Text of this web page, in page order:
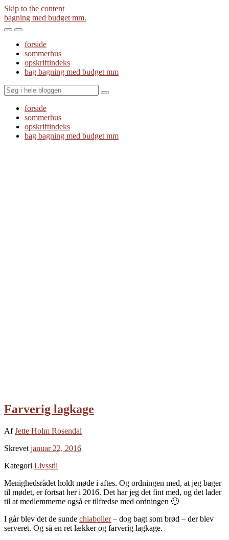
Skip to the content
bagning med budget mm.
Toggle
mobile
menu
Toggle
the
search
field
forside
sommerhus
opskriftindeks
bag bagning med budget mm
Search
forside
sommerhus
opskriftindeks
bag bagning med budget mm
Farverig lagkage
AfJette Holm Rosendal
Skrevet januar 22, 2016
Kategori Livsstil
Menighedsrådet holdt møde i aftes. Og ordningen med, at jeg bager
til mødet, er fortsat her i 2016. Det har jeg det fint med, og det lader
til at medlemmerne også er tilfredse med ordningen 🙂
I går blev det de sunde chiaboller– dog bagt som brød – der blev
serveret. Og så en ret lækker og farverig lagkage.